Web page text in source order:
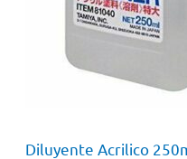
Diluyente Acrilico